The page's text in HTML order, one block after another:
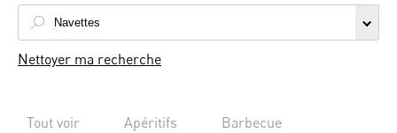
Nettoyer ma recherche
Tout voir Apéritifs Barbecue